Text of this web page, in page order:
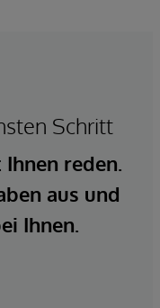
Schritt
reden.
aus und
Ihnen.